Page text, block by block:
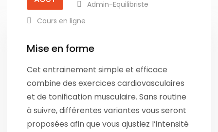
Admin-Equilibriste
Cours en ligne
Mise en forme
Cet entrainement simple et efficace
combine des exercices cardiovasculaires
et de tonification musculaire. Sans routine
à suivre, différentes variantes vous seront
proposées afin que vous ajustiez l’intensité